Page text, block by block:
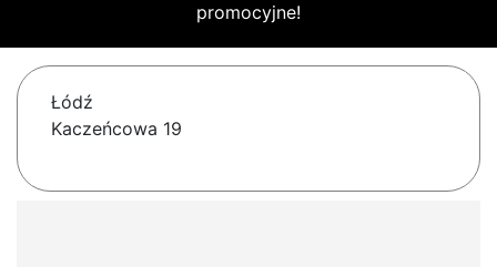
promocyjne!
Łódź
Kaczeńcowa 19